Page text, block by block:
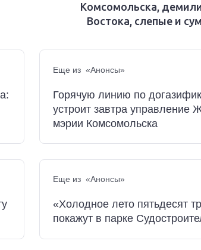
Комсомольска,
Востока, слепые и
Еще из «Анонсы»
Горячую линию по
устроит завтра управление
мэрии Комсомольска
Еще из «Анонсы»
«Холодное лето пятьдесят
покажут в парке